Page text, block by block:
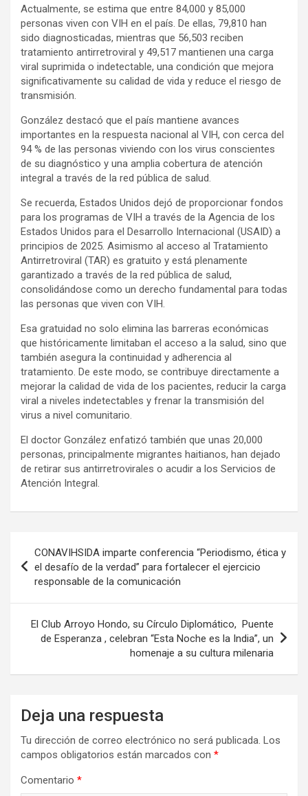
Actualmente, se estima que entre 84,000 y 85,000
personas viven con VIH en el país. De ellas, 79,810 han
sido diagnosticadas, mientras que 56,503 reciben
tratamiento antirretroviral y 49,517 mantienen una carga
viral suprimida o indetectable, una condición que mejora
significativamente su calidad de vida y reduce el riesgo de
transmisión.
González destacó que el país mantiene avances
importantes en la respuesta nacional al VIH, con cerca del
94 % de las personas viviendo con los virus conscientes
de su diagnóstico y una amplia cobertura de atención
integral a través de la red pública de salud.
Se recuerda, Estados Unidos dejó de proporcionar fondos
para los programas de VIH a través de la Agencia de los
Estados Unidos para el Desarrollo Internacional (USAID) a
principios de 2025. Asimismo al acceso al Tratamiento
Antirretroviral (TAR) es gratuito y está plenamente
garantizado a través de la red pública de salud,
consolidándose como un derecho fundamental para todas
las personas que viven con VIH.
Esa gratuidad no solo elimina las barreras económicas
que históricamente limitaban el acceso a la salud, sino que
también asegura la continuidad y adherencia al
tratamiento. De este modo, se contribuye directamente a
mejorar la calidad de vida de los pacientes, reducir la carga
viral a niveles indetectables y frenar la transmisión del
virus a nivel comunitario.
El doctor González enfatizó también que unas 20,000
personas, principalmente migrantes haitianos, han dejado
de retirar sus antirretrovirales o acudir a los Servicios de
Atención Integral.
de
entradas
CONAVIHSIDA imparte conferencia “Periodismo, ética y
el desafío de la verdad” para fortalecer el ejercicio
responsable de la comunicación
El Club Arroyo Hondo, su Círculo Diplomático, Puente
de Esperanza , celebran “Esta Noche es la India”, un
homenaje a su cultura milenaria
Deja una respuesta
Tu dirección de correo electrónico no será publicada. Los
campos obligatorios están marcados con *
Comentario *